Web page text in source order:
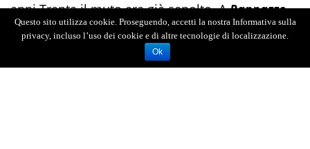
anni Trenta il muto era già sepolto. ARappazzo
restarono l’amarezza ed una catasta di lettere e
denunce. Scrisse prima a Mussolini, poi a Los
Angeles, che grazie a Hollywood è diventata la
Questo sito utilizza cookie. Proseguendo, accetti la nostra Informativa sulla
privacy, incluso l’uso dei cookie e di altre tecnologie di localizzazione.
Ok